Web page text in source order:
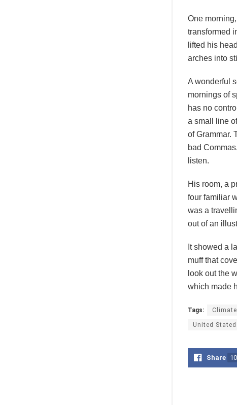
One
transformed
lifted his
arches into
A wonderful
mornings of
has no
a small line
of Grammar.
bad
listen.
His room, a
four familiar
was a
out of an
It showed a
muff that
look out the
which made
Tags:
United Stated
Share 10